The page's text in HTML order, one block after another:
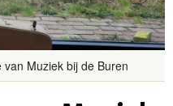
van Muziek bij de Buren